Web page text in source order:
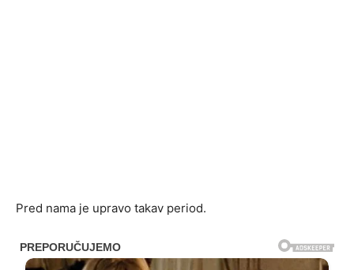
Pred nama je upravo takav period.